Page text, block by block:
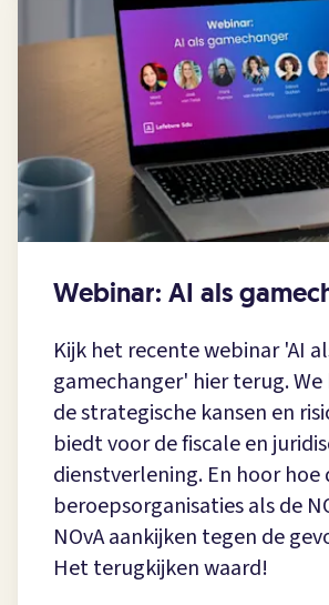
Webinar: AI als
Kijk het recente webinar 'AI
gamechanger' hier terug.
de strategische kansen en
biedt voor de fiscale en
dienstverlening. En hoor hoe
beroepsorganisaties als de
NOvA aankijken tegen de
Het terugkijken waard!